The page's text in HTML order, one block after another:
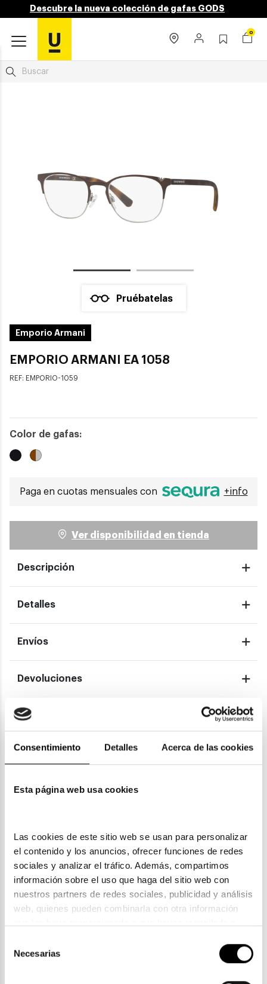
Consentimiento Detalles Acerca de las cookies
Esta página web usa cookies
Las cookies de este sitio web se usan para personalizar
el contenido y los anuncios, ofrecer funciones de redes
sociales y analizar el tráfico. Además, compartimos
información sobre el uso que haga del sitio web con
nuestros partners de redes sociales, publicidad y análisis
web, quienes pueden combinarla con otra información
la política de privacidad en el siguiente
. Consulta
Necesarias
Descubre la nueva colección de gafas GODS
0
Pruébatelas
Emporio Armani
EMPORIO ARMANI EA 1058
REF: EMPORIO-1059
Color de gafas:
Paga en cuotas mensuales con +info
Ver disponibilidad en tienda
Descripción
Detalles
Envíos
Devoluciones
Garantías